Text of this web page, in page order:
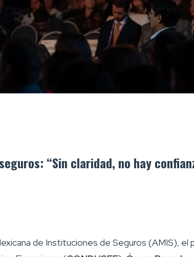
“Sin claridad, no hay
de Instituciones de Seguros (AMIS), el